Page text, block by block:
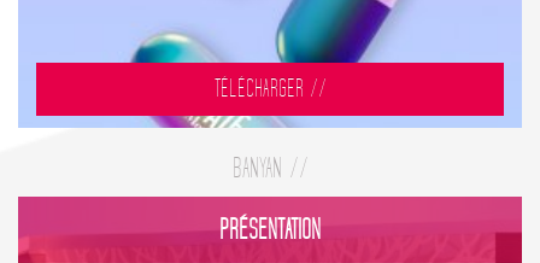
TÉLÉCHARGER //
BANYAN //
PRÉSENTATION